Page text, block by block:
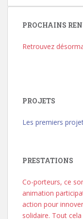
PROCHAINS
Retrouvez
PROJETS
Les premiers
PRESTATIONS
Co-porteurs, ce
animation
action pour
solidaire. Tout